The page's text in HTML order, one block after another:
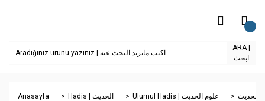
ARA |
ابحث
Anasayfa Hadis | الحديث Ulumul Hadis | علوم الحديث